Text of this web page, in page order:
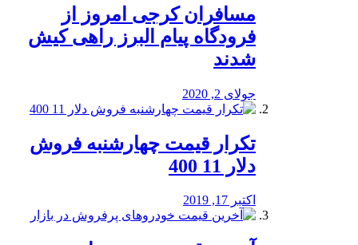
مسافران کرجی امروز از
فرودگاه پیام البرز راهی کیش
شدند
جولای 2, 2020
تکرار قیمت چهارشنبه فروش
دلار 11 400
اکتبر 17, 2019